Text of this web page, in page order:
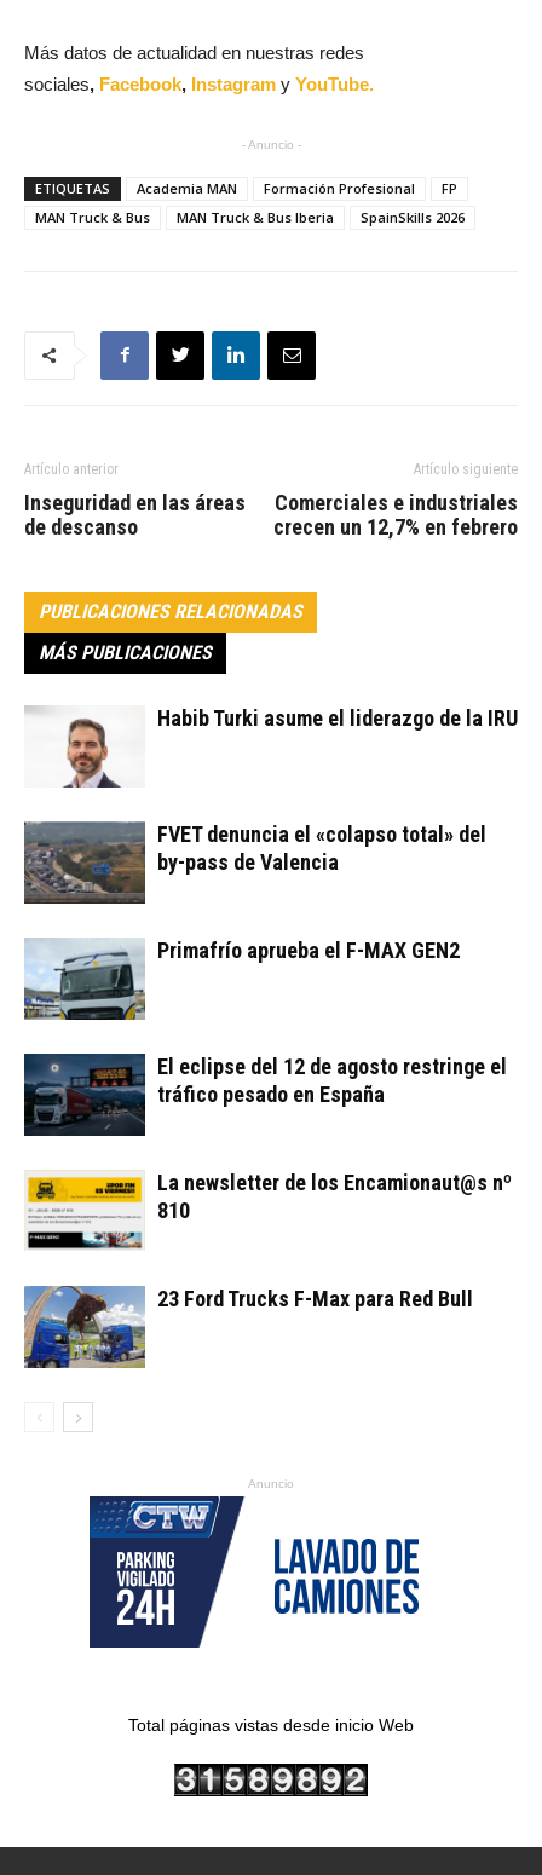
Más datos de actualidad en nuestras redes
sociales, Facebook, Instagram y YouTube.
- Anuncio -
ETIQUETAS Academia MAN Formación Profesional
FP
MAN Truck & Bus
MAN Truck & Bus Iberia SpainSkills 2026
Artículo anterior
Inseguridad en las áreas
de descanso
Artículo siguiente
Comerciales e industriales
crecen un 12,7% en febrero
PUBLICACIONES RELACIONADAS
MÁS PUBLICACIONES
Habib Turki asume el liderazgo de la IRU
FVET denuncia el «colapso total» del
by-pass de Valencia
Primafrío aprueba el F-MAX GEN2
El eclipse del 12 de agosto restringe el
tráfico pesado en España
La newsletter de los Encamionaut@s nº
810
23 Ford Trucks F-Max para Red Bull
Anuncio
Total páginas vistas desde inicio Web